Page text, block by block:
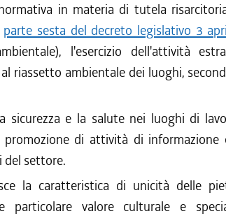
in materia di tutela
parte sesta del decreto legislativo 3
l'esercizio dell'attività
riassetto ambientale dei luoghi,
sicurezza e la salute nei luoghi di
di attività di informazione
del settore.
la caratteristica di unicità delle
particolare valore culturale e